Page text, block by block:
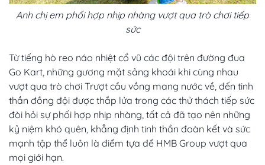
Anh chị em phối hợp nhịp nhàng vượt qua trò chơi tiếp
sức
Từ tiếng hò reo náo nhiệt cổ vũ các đội trên đường đua
Go Kart, những gương mặt sảng khoái khi cùng nhau
vượt qua trò chơi Trượt cầu vồng mang nước về, đến tinh
thần đồng đội được thắp lửa trong các thử thách tiếp sức
đòi hỏi sự phối hợp nhịp nhàng, tất cả đã tạo nên những
kỷ niệm khó quên, khẳng định tinh thần đoàn kết và sức
mạnh tập thể luôn là điểm tựa để HMB Group vượt qua
mọi giới hạn.